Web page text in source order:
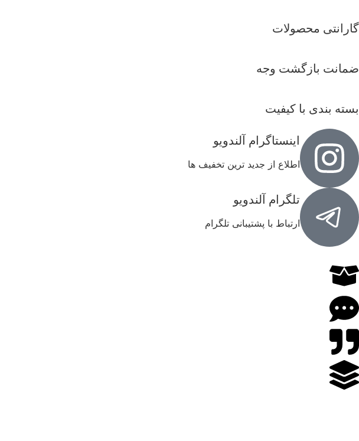
گارانتی محصولات
ضمانت بازگشت وجه
بسته بندی با کیفیت
اینستاگرام آلندویو
اطلاع از جدید ترین تخفیف ها
تلگرام آلندویو
ارتباط با پشتیبانی تلگرام